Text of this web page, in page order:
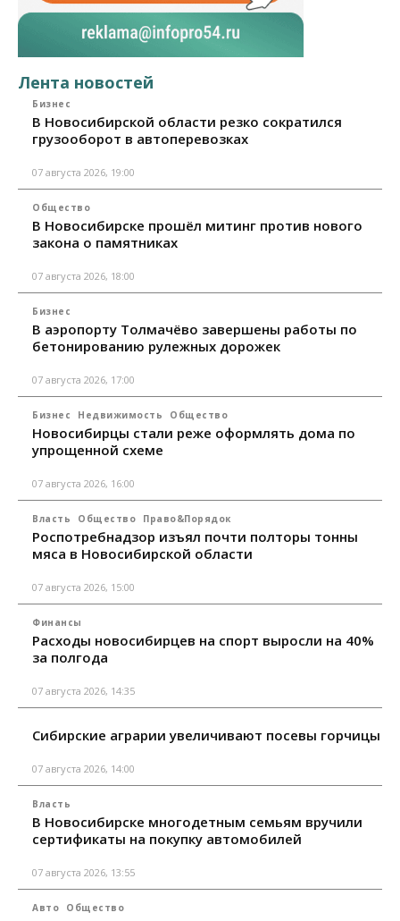
Лента новостей
Бизнес
В Новосибирской области резко сократился
грузооборот в автоперевозках
07 августа 2026, 19:00
Общество
В Новосибирске прошёл митинг против нового
закона о памятниках
07 августа 2026, 18:00
Бизнес
В аэропорту Толмачёво завершены работы по
бетонированию рулежных дорожек
07 августа 2026, 17:00
Бизнес Недвижимость Общество
Новосибирцы стали реже оформлять дома по
упрощенной схеме
07 августа 2026, 16:00
Власть Общество Право&Порядок
Роспотребнадзор изъял почти полторы тонны
мяса в Новосибирской области
07 августа 2026, 15:00
Финансы
Расходы новосибирцев на спорт выросли на 40%
за полгода
07 августа 2026, 14:35
Сибирские аграрии увеличивают посевы горчицы
07 августа 2026, 14:00
Власть
В Новосибирске многодетным семьям вручили
сертификаты на покупку автомобилей
07 августа 2026, 13:55
Авто Общество